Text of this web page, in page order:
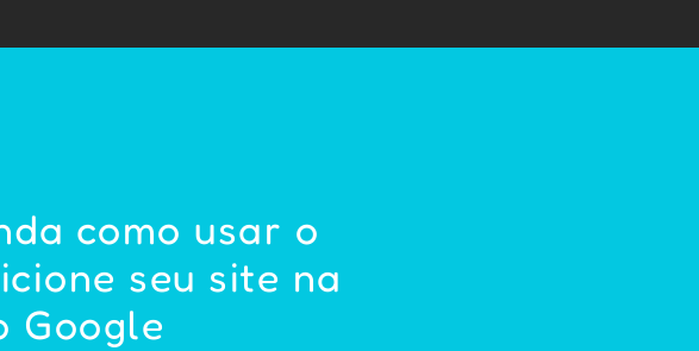
como usar o
seu site na
Google